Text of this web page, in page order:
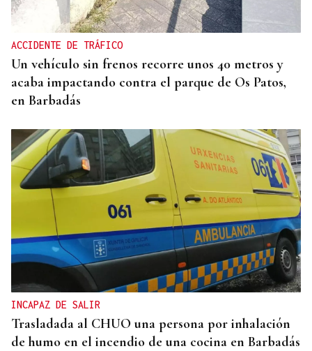
ACCIDENTE DE TRÁFICO
Un vehículo sin frenos recorre unos 40 metros y
acaba impactando contra el parque de Os Patos,
en Barbadás
INCAPAZ DE SALIR
Trasladada al CHUO una persona por inhalación
de humo en el incendio de una cocina en Barbadás